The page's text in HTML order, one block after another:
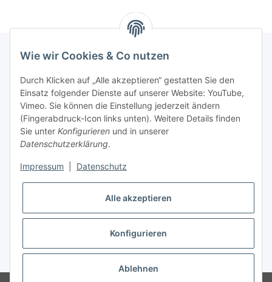
INFORMATIONEN
GESETZLICHE INFORMATIONEN
Kontakt
Mo - Fr:08:30 - 17:00 Uhr
Carsten:0177 – 44 33 642
* Alle Preise zzgl. gesetzlicher USt., zzgl.Versand
Wie wir Cookies & Co nutzen
Durch Klicken auf „Alle akzeptieren“ gestatten Sie den
Einsatz folgender Dienste auf unserer Website: YouTube,
Vimeo. Sie können die Einstellung jederzeit ändern
(Fingerabdruck-Icon links unten). Weitere Details finden
Sie unter Konfigurieren und in unserer
Datenschutzerklärung.
Impressum Datenschutz
Alle akzeptieren
Konfigurieren
Ablehnen